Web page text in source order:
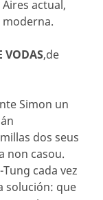
actual,
VODAS,de
Simon un
dos seus
non casou.
cada vez
solución: que